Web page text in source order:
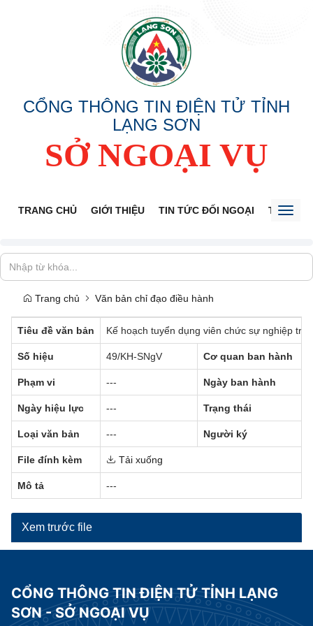
CỔNG THÔNG TIN ĐIỆN TỬ TỈNH
LẠNG SƠN
SỞ NGOẠI VỤ
TRANG CHỦ GIỚI THIỆU TIN TỨC ĐỐI NGOẠI THÔNG
Trang chủ Văn bản chỉ đạo điều hành
Tiêu đề văn bản Kế hoạch tuyển dụng viên chức sự nghiệp
Số hiệu 49/KH-SNgV Cơ quan ban hành
Phạm vi --- Ngày ban hành
Ngày hiệu lực --- Trạng thái
Loại văn bản --- Người ký
File đính kèm Tải xuống
Mô tả ---
Xem trước file
CỔNG THÔNG TIN ĐIỆN TỬ TỈNH LẠNG
SƠN - SỞ NGOẠI VỤ